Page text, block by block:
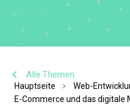
Alle Themen
Hauptseite
Web-
E-Commerce und das digitale